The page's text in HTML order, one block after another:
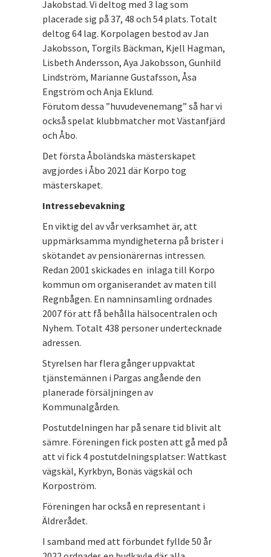
Jakobstad. Vi deltog med 3 lag som
placerade sig på 37, 48 och 54 plats. Totalt
deltog 64 lag. Korpolagen bestod av Jan
Jakobsson, Torgils Bäckman, Kjell Hagman,
Lisbeth Andersson, Aya Jakobsson, Gunhild
Lindström, Marianne Gustafsson, Åsa
Engström och Anja Eklund.
Förutom dessa ”huvudevenemang” så har vi
också spelat klubbmatcher mot Västanfjärd
och Åbo.
Det första Åboländska mästerskapet
avgjordes i Åbo 2021 där Korpo tog
mästerskapet.
Intressebevakning
En viktig del av vår verksamhet är, att
uppmärksamma myndigheterna på brister i
skötandet av pensionärernas intressen.
Redan 2001 skickades en inlaga till Korpo
kommun om organiserandet av maten till
Regnbågen. En namninsamling ordnades
2007 för att få behålla hälsocentralen och
Nyhem. Totalt 438 personer undertecknade
adressen.
Styrelsen har flera gånger uppvaktat
tjänstemännen i Pargas angående den
planerade försäljningen av
Kommunalgården.
Postutdelningen har på senare tid blivit alt
sämre. Föreningen fick posten att gå med på
att vi fick 4 postutdelningsplatser: Wattkast
vägskäl, Kyrkbyn, Bonäs vägskäl och
Korpoström.
Föreningen har också en representant i
Äldrerådet.
I samband med att förbundet fyllde 50 år